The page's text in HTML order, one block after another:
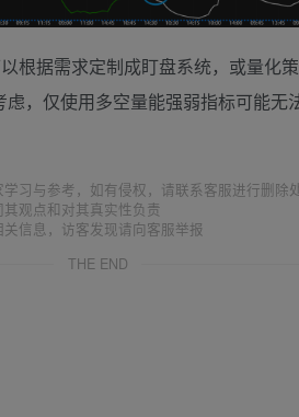
根据需求定制成盯盘系统，或量化
，仅使用多空量能强弱指标可能无
习与参考，如有侵权，请联系客服进行删除
观点和对其真实性负责
信息，访客发现请向客服举报
THE END